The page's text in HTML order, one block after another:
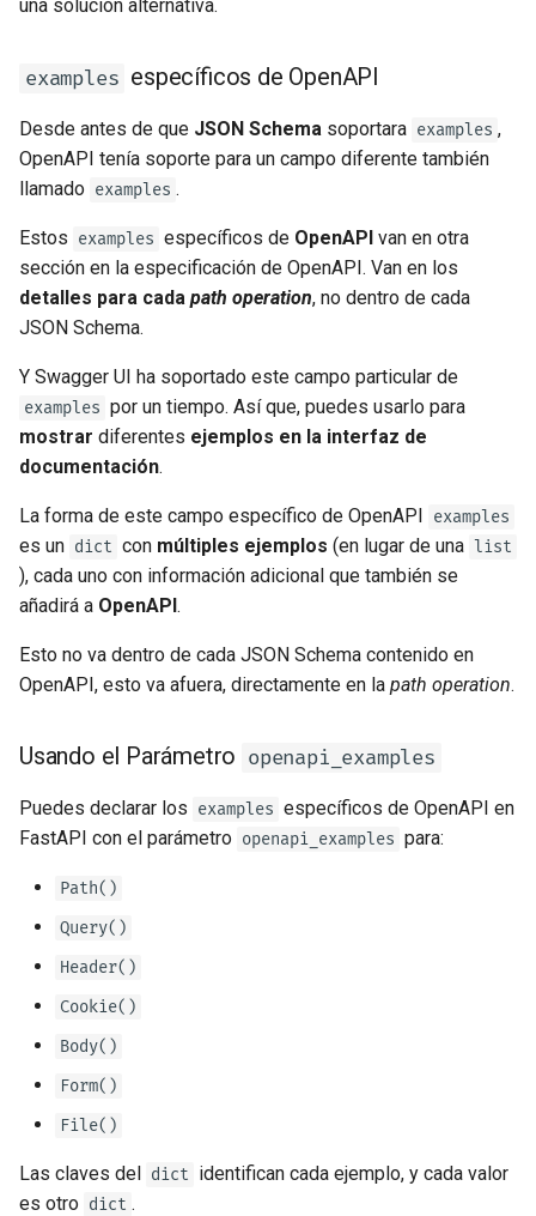
una solución alternativa.
examples específicos de OpenAPI
Desde antes de que JSON Schema soportara examples ,
OpenAPI tenía soporte para un campo diferente también
llamado examples .
Estos examples específicos de OpenAPI van en otra
sección en la especificación de OpenAPI. Van en los
detalles para cada path operation, no dentro de cada
JSON Schema.
Y Swagger UI ha soportado este campo particular de
examples por un tiempo. Así que, puedes usarlo para
mostrar diferentes ejemplos en la interfaz de
documentación.
La forma de este campo específico de OpenAPI examples
es un dict con múltiples ejemplos (en lugar de una list
), cada uno con información adicional que también se
añadirá a OpenAPI.
Esto no va dentro de cada JSON Schema contenido en
OpenAPI, esto va afuera, directamente en la path operation.
Usando el Parámetro openapi_examples
Puedes declarar los examples específicos de OpenAPI en
FastAPI con el parámetro openapi_examples para:
Path()
Query()
Header()
Cookie()
Body()
Form()
File()
Las claves del dict identifican cada ejemplo, y cada valor
es otro dict .